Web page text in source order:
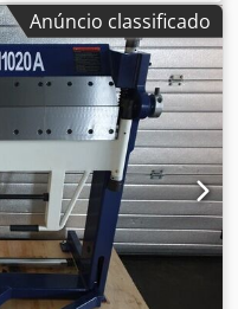
1140 mm Peso aprox.:
de quinagem universal
de reparação -
- Fácil ajuste da
as mãos livres
- Quinadeira manual
superior segmentada
de dobra - Ótima
de dobra rápido e
Revestimento
segurança no
conforme a
alta para produção de
Anúncio classificado